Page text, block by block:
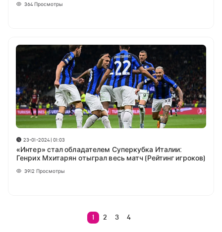
364 Просмотры
23-01-2024 | 01:03
«Интер» стал обладателем Суперкубка Италии:
Генрих Мхитарян отыграл весь матч (Рейтинг игроков)
3912 Просмотры
1 2 3 4